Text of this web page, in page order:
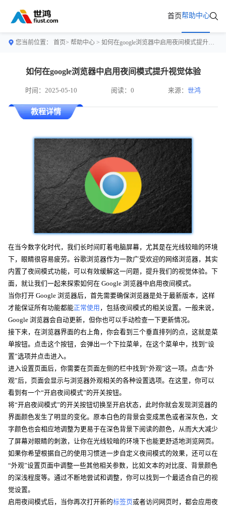
首页帮助中心
您当前位置： 首页> 帮助中心 > 如何在google浏览器中启用夜间模式提升视觉体验
如何在google浏览器中启用夜间模式提升视觉体验
时间：2025-05-10 阅读：0 来源：世鸿
教程详情
在当今数字化时代，我们长时间盯着电脑屏幕，尤其是在光线较暗的环境
下，眼睛很容易疲劳。谷歌浏览器作为一款广受欢迎的网络浏览器，其实
内置了夜间模式功能，可以有效缓解这一问题，提升我们的视觉体验。下
面，就让我们一起来探索如何在 Google 浏览器中启用夜间模式。
当你打开 Google 浏览器后，首先需要确保浏览器是处于最新版本，这样
才能保证所有功能都能正常使用 ，包括夜间模式的相关设置。一般来说，
Google 浏览器会自动更新，但你也可以手动检查一下更新情况。
接下来，在浏览器界面的右上角，你会看到三个垂直排列的点，这就是菜
单按钮。点击这个按钮，会弹出一个下拉菜单，在这个菜单中，找到“设
置”选项并点击进入。
进入设置页面后，你需要在页面左侧的栏中找到“外观”这一项。点击“外
观”后，页面会显示与浏览器外观相关的各种设置选项。在这里，你可以
看到有一个“开启夜间模式”的开关按钮。
将“开启夜间模式”的开关按钮切换至开启状态，此时你就会发现浏览器的
界面颜色发生了明显的变化。原本白色的背景会变成黑色或者深灰色，文
字颜色也会相应地调整为更易于在深色背景下阅读的颜色，从而大大减少
了屏幕对眼睛的刺激，让你在光线较暗的环境下也能更舒适地浏览网页。
如果你希望根据自己的使用习惯进一步自定义夜间模式的效果，还可以在
“外观”设置页面中调整一些其他相关参数，比如文本的对比度、背景颜色
的深浅程度等。通过不断地尝试和调整，你可以找到一个最适合自己的视
觉设置。
启用夜间模式后，当你再次打开新的标签页或者访问网页时，都会应用夜